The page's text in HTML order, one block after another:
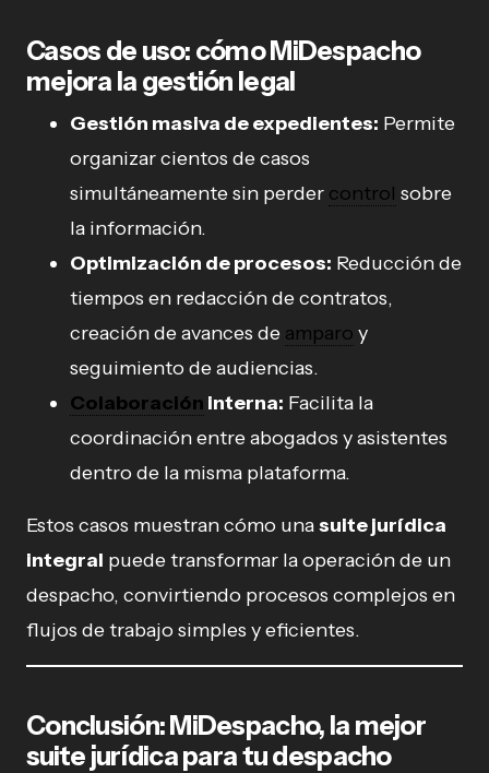
Casos de uso: cómo MiDespacho
mejora la gestión legal
Gestión masiva de expedientes: Permite
organizar cientos de casos
simultáneamente sin perder control sobre
la información.
Optimización de procesos: Reducción de
tiempos en redacción de contratos,
creación de avances de amparo y
seguimiento de audiencias.
Colaboración interna: Facilita la
coordinación entre abogados y asistentes
dentro de la misma plataforma.
Estos casos muestran cómo unasuite jurídica
integral puede transformar la operación de un
despacho, convirtiendo procesos complejos en
flujos de trabajo simples y eficientes.
Conclusión: MiDespacho, la mejor
suite jurídica para tu despacho